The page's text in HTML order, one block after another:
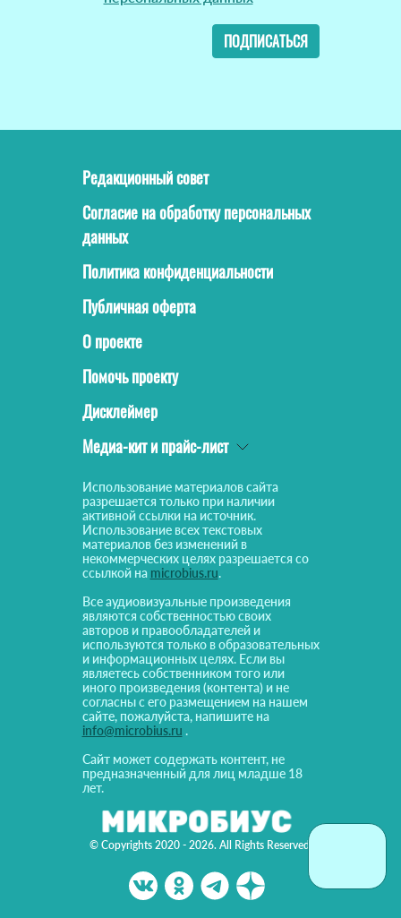
ПОДПИСАТЬСЯ
© Copyrights 2020 - 2026. All Rights Reserved!
Редакционный совет
Согласие на обработку персональных
данных
Политика конфиденциальности
Публичная оферта
О проекте
Помочь проекту
Дисклеймер
Медиа-кит и прайс-лист
Использование материалов сайта
разрешается только при наличии
активной ссылки на источник.
Использование всех текстовых
материалов без изменений в
некоммерческих целях разрешается со
ссылкой на microbius.ru.
Все аудиовизуальные произведения
являются собственностью своих
авторов и правообладателей и
используются только в образовательных
и информационных целях. Если вы
являетесь собственником того или
иного произведения (контента) и не
согласны с его размещением на нашем
сайте, пожалуйста, напишите на
info@microbius.ru .
Сайт может содержать контент, не
предназначенный для лиц младше 18
лет.